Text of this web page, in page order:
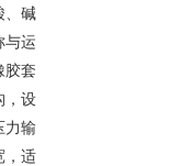
、碱
与运
胶套
，设
力输
，适